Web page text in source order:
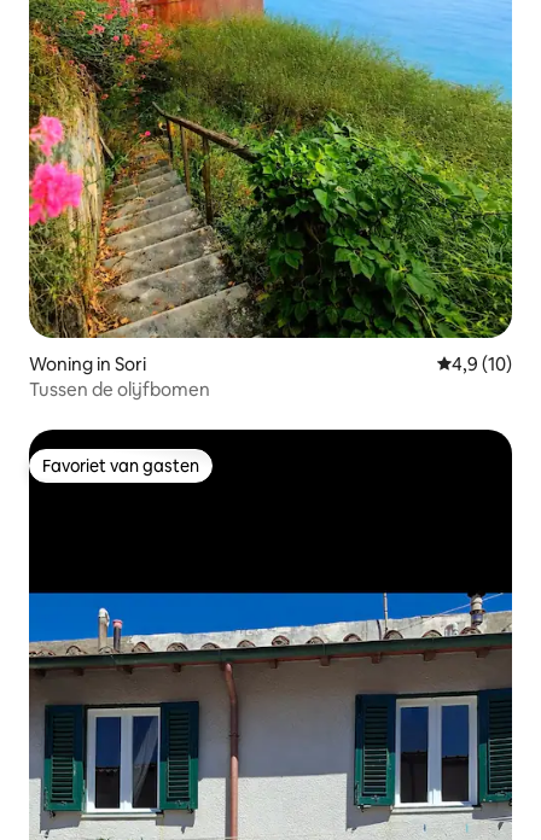
Woning in Sori
4,9 (10)
Tussen de olijfbomen
Favoriet van gasten
Favoriet van gasten